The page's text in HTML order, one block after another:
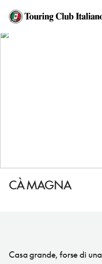
HOME
CÀ MAGNA
CÀ MAGNA
Casa grande, forse di